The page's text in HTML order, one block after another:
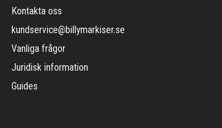
Kontakta oss
kundservice@billymarkiser.se
Vanliga frågor
Juridisk information
Guides